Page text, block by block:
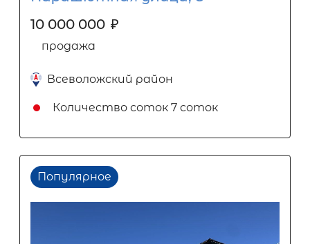
10 000 000 ₽
продажа
Всеволожский район
Количество соток 7 соток
Популярное